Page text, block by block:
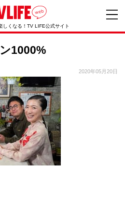
しくなる！TV LIFE公式サイト
1000%
2020年05月20日